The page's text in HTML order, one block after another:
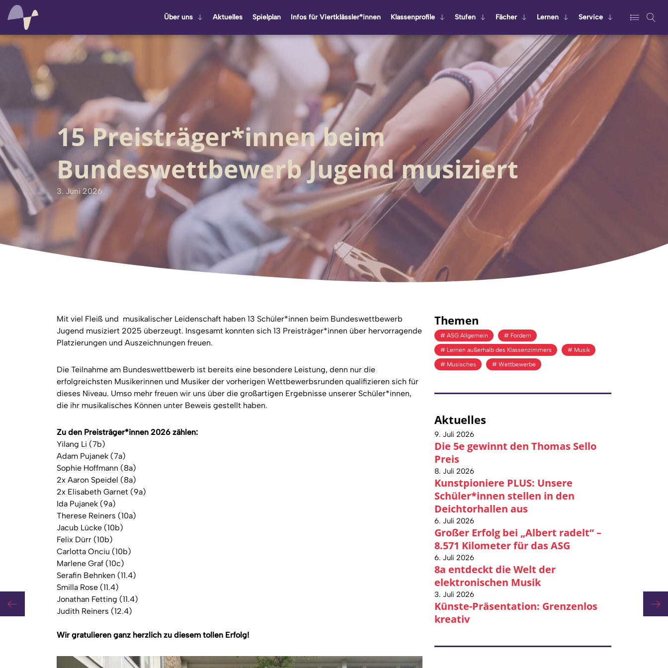
Über uns Ak­tu­el­les Spiel­plan Infos für Viert­kläss­ler*innen Klas­sen­pro­fi­le Stu­fen Fä­cher Ler­nen Ser­vice
Mit Teamgeist und Einsatz auf dem Beachvolleyballfeld
15 Preisträger*innen beim
Bundeswettbewerb Jugend musiziert
3. Juni 2026
Mit viel Fleiß und musikalischer Leidenschaft haben 13 Schüler*innen beim Bundeswettbewerb
Jugend musiziert 2025 überzeugt. Insgesamt konnten sich 13 Preisträger*innen über hervorragende
Platzierungen und Auszeichnungen freuen.
Die Teilnahme am Bundeswettbewerb ist bereits eine besondere Leistung, denn nur die
erfolgreichsten Musikerinnen und Musiker der vorherigen Wettbewerbsrunden qualifizieren sich für
dieses Niveau. Umso mehr freuen wir uns über die großartigen Ergebnisse unserer Schüler*innen,
die ihr musikalisches Können unter Beweis gestellt haben.
Zu den Preisträger*innen 2026 zählen:
Yilang Li (7b)
Adam Pujanek (7a)
Sophie Hoffmann (8a)
2x Aaron Speidel (8a)
2x Elisabeth Garnet (9a)
Ida Pujanek (9a)
Therese Reiners (10a)
Jacub Lücke (10b)
Felix Dürr (10b)
Carlotta Onciu (10b)
Marlene Graf (10c)
Serafin Behnken (11.4)
Smilla Rose (11.4)
Jonathan Fetting (11.4)
Judith Reiners (12.4)
Wir gratulieren ganz herzlich zu diesem tollen Erfolg!
Themen
ASG Allgemein Fordern
Lernen außerhalb des Klassenzimmers Musik
Musisches Wettbewerbe
Aktuelles
9. Juli 2026
Die 5e gewinnt den Thomas Sello
Preis
8. Juli 2026
Kunstpioniere PLUS: Unsere
Schüler*innen stellen in den
Deichtorhallen aus
6. Juli 2026
Großer Erfolg bei „Albert radelt“ –
8.571 Kilometer für das ASG
6. Juli 2026
8a entdeckt die Welt der
elektronischen Musik
3. Juli 2026
Künste-Präsentation: Grenzenlos
kreativ